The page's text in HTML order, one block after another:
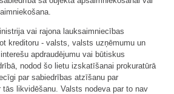
vai rajona lauksaimniecības
kreditoru - valsts, valsts uzņēmumu un
apdraudējumu vai būtiskus
nodod šo lietu izskatīšanai prokuratūrā
par sabiedrības atzīšanu par
likvidēšanu. Valsts nodeva par to nav